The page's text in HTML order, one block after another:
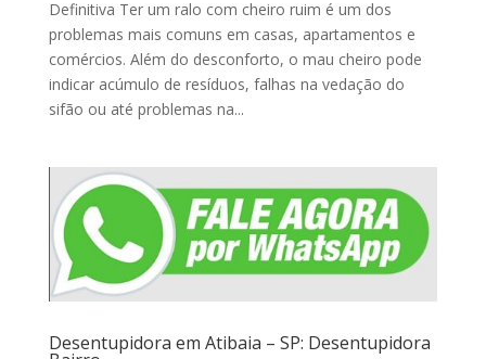
Definitiva Ter um ralo com cheiro ruim é um dos
problemas mais comuns em casas, apartamentos e
comércios. Além do desconforto, o mau cheiro pode
indicar acúmulo de resíduos, falhas na vedação do
sifão ou até problemas na...
Desentupidora em Atibaia – SP: Desentupidora